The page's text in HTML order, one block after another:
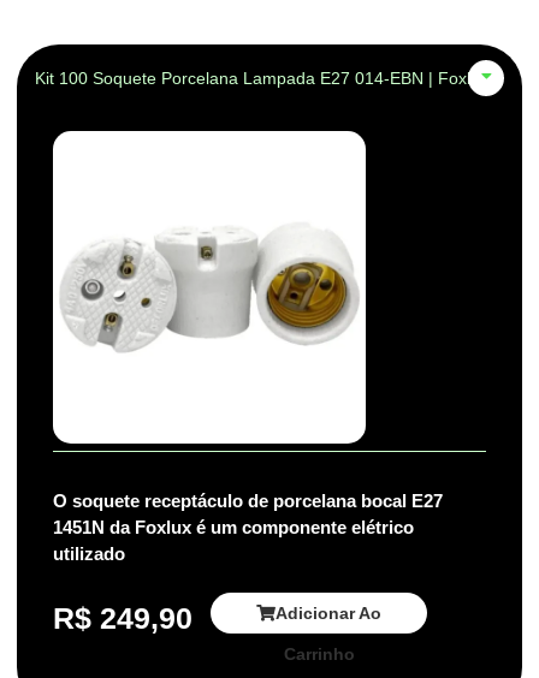
Kit 100 Soquete Porcelana Lampada E27 014-EBN | Foxlux
O soquete receptáculo de porcelana bocal E27
1451N da Foxlux é um componente elétrico
utilizado
R$ 249,90 Adicionar Ao
Carrinho